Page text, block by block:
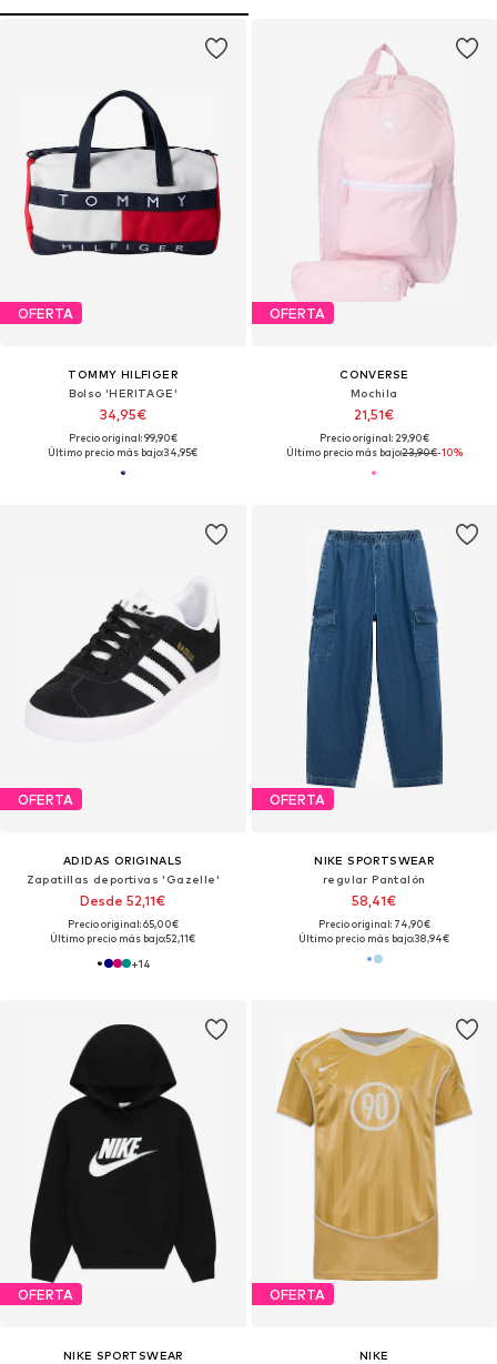
OFERTA
TOMMY HILFIGER
Bolso 'HERITAGE'
34,95€
Precio original: 99,90€
Último precio más bajo:34,95€
OFERTA
CONVERSE
Mochila
21,51€
Precio original: 29,90€
Último precio más bajo:23,90€-10%
OFERTA
ADIDAS ORIGINALS
Zapatillas deportivas 'Gazelle'
Desde 52,11€
Precio original: 65,00€
Último precio más bajo:52,11€
+14
OFERTA
NIKE SPORTSWEAR
regular Pantalón
58,41€
Precio original: 74,90€
Último precio más bajo:38,94€
OFERTA
NIKE SPORTSWEAR
OFERTA
NIKE